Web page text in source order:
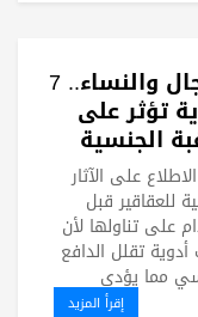
للرجال والنساء.. 7
تؤثر على
الجنسية
على الآثار
للعقاقير قبل
على تناولها لأن
تقلل الدافع
مما يؤدي
إقرأ المزيد